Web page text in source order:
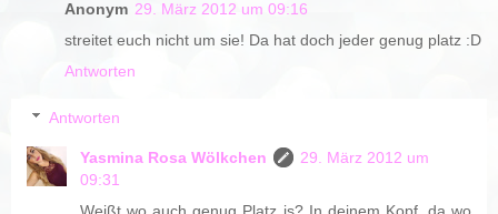
Anonym 29. März 2012 um 09:16
streitet euch nicht um sie! Da hat doch jeder genug platz :D
Antworten
Antworten
Yasmina Rosa Wölkchen
29. März 2012 um
09:31